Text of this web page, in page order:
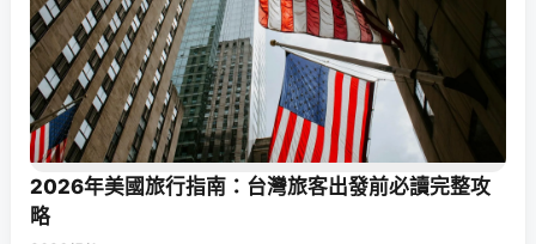
2026年美國旅行指南：台灣旅客出發前必讀完整攻
略